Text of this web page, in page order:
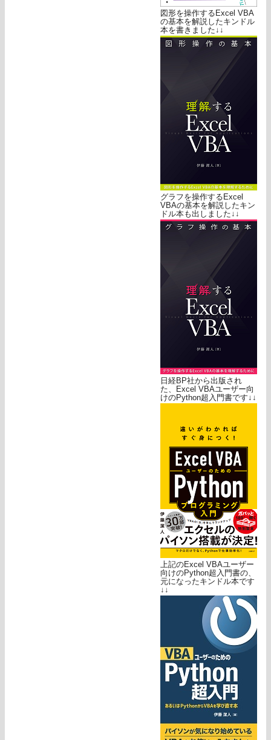
図形を操作するExcel VBA
の基本を解説したキンドル
本を書きました↓↓
グラフを操作するExcel
VBAの基本を解説したキン
ドル本も出しました↓↓
日経BP社から出版され
た、Excel VBAユーザー向
けのPython超入門書です↓↓
上記のExcel VBAユーザー
向けのPython超入門書の、
元になったキンドル本です
↓↓